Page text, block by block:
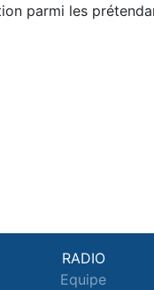
parmi les
RADIO
Equipe